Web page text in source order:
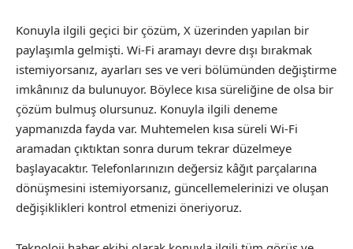
Konuyla ilgili geçici bir çözüm, X üzerinden yapılan bir
paylaşımla gelmişti. Wi-Fi aramayı devre dışı bırakmak
istemiyorsanız, ayarları ses ve veri bölümünden değiştirme
imkânınız da bulunuyor. Böylece kısa süreliğine de olsa bir
çözüm bulmuş olursunuz. Konuyla ilgili deneme
yapmanızda fayda var. Muhtemelen kısa süreli Wi-Fi
aramadan çıktıktan sonra durum tekrar düzelmeye
başlayacaktır. Telefonlarınızın değersiz kâğıt parçalarına
dönüşmesini istemiyorsanız, güncellemelerinizi ve oluşan
değişiklikleri kontrol etmenizi öneriyoruz.